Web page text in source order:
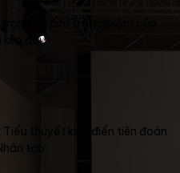
về pin: Trải nghiệm của
kéo dài
thuyết kinh điển tiên đoán
tạo